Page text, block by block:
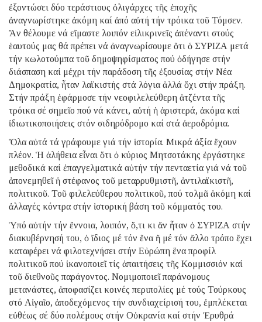
ἐξοντώσει δύο τεράστιους ὀλιγάρχες τῆς ἐποχῆς
ἀναγνωρίστηκε ἀκόμη καί ἀπό αὐτή τήν τρόικα τοῦ Τόμσεν.
Ἄν θέλουμε νά εἴμαστε λοιπόν εἰλικρινεῖς ἀπέναντι στούς
ἑαυτούς μας θά πρέπει νά ἀναγνωρίσουμε ὅτι ὁ ΣΥΡΙΖΑ μετά
τήν κωλοτούμπα τοῦ δημοψηφίσματος πού ὁδήγησε στήν
διάσπαση καί μέχρι τήν παράδοση τῆς ἐξουσίας στήν Νέα
Δημοκρατία, ἦταν λαϊκιστής στά λόγια ἀλλά ὄχι στήν πράξη.
Στήν πράξη ἐφάρμοσε τήν νεοφιλελεύθερη ἀτζέντα τῆς
τρόικα σέ σημεῖο πού νά κάνει, αὐτή ἡ ἀριστερά, ἀκόμα καί
ἰδιωτικοποιήσεις στόν σιδηρόδρομο καί στά ἀεροδρόμια.
Ὅλα αὐτά τά γράφουμε γιά τήν ἱστορία. Μικρά ἀξία ἔχουν
πλέον. Ἡ ἀλήθεια εἶναι ὅτι ὁ κύριος Μητσοτάκης ἐργάστηκε
μεθοδικά καί ἐπαγγελματικά αὐτήν τήν πενταετία γιά νά τοῦ
ἀπονεμηθεῖ ἡ στέφανος τοῦ μεταρρυθμιστῆ, ἀντιλαϊκιστῆ,
πολιτικοῦ. Τοῦ φιλελεύθερου πολιτικοῦ, πού τολμᾶ ἀκόμη καί
ἀλλαγές κόντρα στήν ἱστορική βάση τοῦ κόμματός του.
Ὑπό αὐτήν τήν ἔννοια, λοιπόν, ὅ,τι κι ἄν ἦταν ὁ ΣΥΡΙΖΑ στήν
διακυβέρνησή του, ὁ ἴδιος μέ τόν ἕνα ἤ μέ τόν ἄλλο τρόπο ἔχει
καταφέρει νά φιλοτεχνήσει στήν Εὐρώπη ἕνα προφίλ
πολιτικοῦ πού ἱκανοποιεῖ τίς ἀπαιτήσεις τῆς Κομμισσιόν καί
τοῦ διεθνοῦς παράγοντος. Νομιμοποιεῖ παράνομους
μετανάστες, ἀποφασίζει κοινές περιπολίες μέ τούς Τούρκους
στό Αἰγαῖο, ἀποδεχόμενος τήν συνδιαχείρισή του, ἐμπλέκεται
εὐθέως σέ δύο πολέμους στήν Οὐκρανία καί στήν Ἐρυθρά